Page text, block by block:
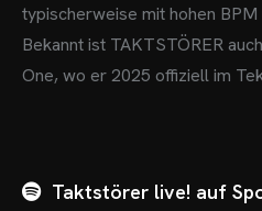
typischerweise mit hohen
Bekannt ist TAKTSTÖRER
One, wo er 2025 offiziell im
Taktstörer live! auf